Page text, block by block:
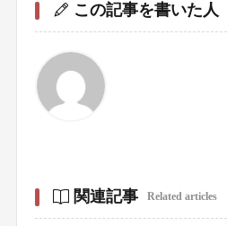
この記事を書いた人
関連記事 Related articles